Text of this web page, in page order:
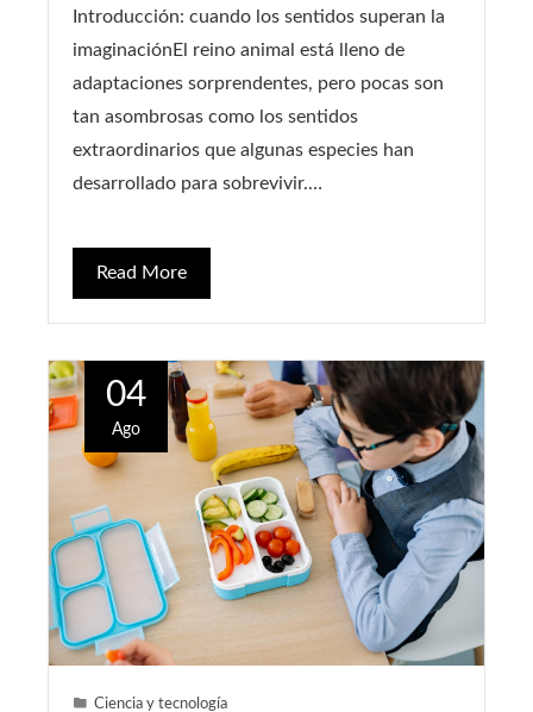
Introducción: cuando los sentidos superan la
imaginaciónEl reino animal está lleno de
adaptaciones sorprendentes, pero pocas son
tan asombrosas como los sentidos
extraordinarios que algunas especies han
desarrollado para sobrevivir.…
Read More
04
Ago
Ciencia y tecnología